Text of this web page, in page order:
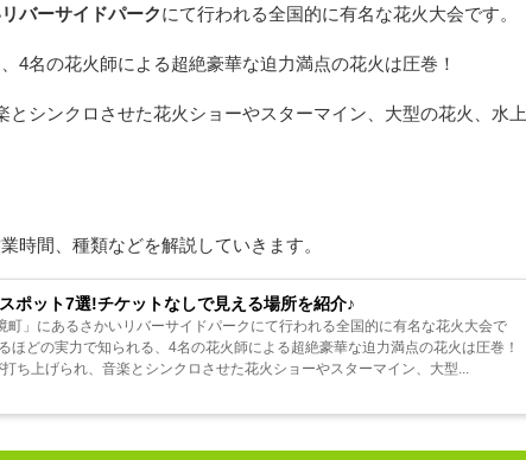
バーサイドパークにて行われる全国的に有名な花火大会です。
4名の花火師による超絶豪華な迫力満点の花火は圧巻！
シンクロさせた花火ショーやスターマイン、大型の花火、水上
時間、種類などを解説していきます。
ポット7選!チケットなしで見える場所を紹介♪
町」にあるさかいリバーサイドパークにて行われる全国的に有名な花火大会で
ほどの実力で知られる、4名の花火師による超絶豪華な迫力満点の花火は圧巻！
ち上げられ、音楽とシンクロさせた花火ショーやスターマイン、大型...